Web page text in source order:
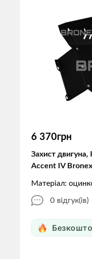
6 370грн
Захист
Accent IV
Матеріал:
0 відгук(ів)